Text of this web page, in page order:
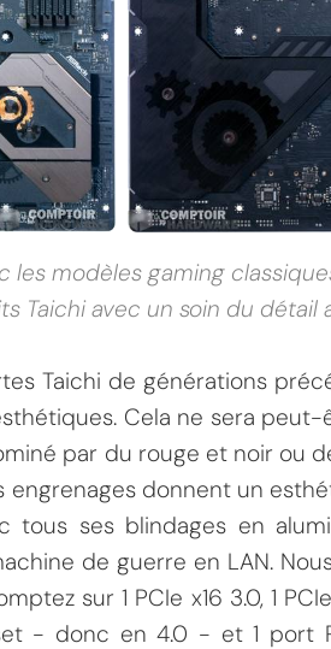
les modèles gaming
Taichi avec un soin du détail
Taichi de générations
Cela ne sera
par du rouge et noir ou
donnent un
tous ses blindages en
de guerre en LAN.
sur 1 PCIe x16 3.0, 1
- donc en 4.0 - et 1 port